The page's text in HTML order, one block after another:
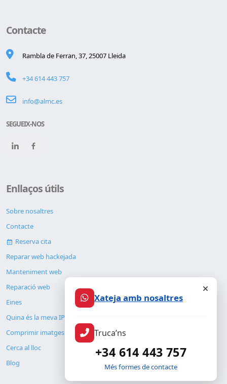
Contacte
Rambla de Ferran, 37, 25007 Lleida
+34 614 443 757
info@almc.es
SEGUEIX-NOS
Enllaços útils
Sobre nosaltres
Contacte
Reserva cita
Reparar web hackejada
Manteniment web
Reparació web
Eines
Quina és la meva IP
Comprimir imatges
Cerca al lloc
Blog
Xateja amb nosaltres
Truca’ns
+34 614 443 757
Més formes de contacte